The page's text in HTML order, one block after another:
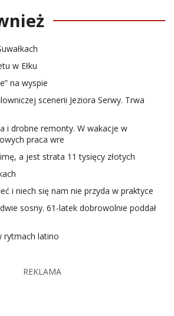
w Ełku
na wyspie
scenerii Jeziora Serwy. Trwa
i drobne remonty. W wakacje w
praca wre
a jest strata 11 tysięcy złotych
i niech się nam nie przyda w praktyce
sosny. 61-latek dobrowolnie poddał
rytmach latino
REKLAMA